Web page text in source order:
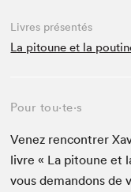
Livres présentés
La pitoune et la
Pour tou⋅te⋅s
Venez ren­con­tr­er
livre « La pitoune et
vous deman­dons de